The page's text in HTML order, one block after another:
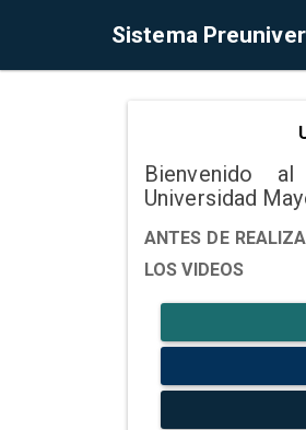
Sistema
Bienvenido
Universidad
ANTES DE
LOS VIDEOS